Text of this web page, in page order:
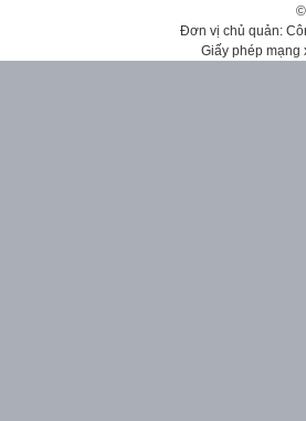
Đơn vị chủ quản:
Giấy phép mạng